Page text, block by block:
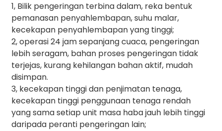
1, Bilik pengeringan terbina dalam, reka bentuk
pemanasan penyahlembapan, suhu malar,
kecekapan penyahlembapan yang tinggi;
2, operasi 24 jam sepanjang cuaca, pengeringan
lebih seragam, bahan proses pengeringan tidak
terjejas, kurang kehilangan bahan aktif, mudah
disimpan.
3, kecekapan tinggi dan penjimatan tenaga,
kecekapan tinggi penggunaan tenaga rendah
yang sama setiap unit masa haba jauh lebih tinggi
daripada peranti pengeringan lain;